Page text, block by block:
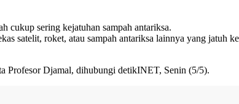
cukup sering kejatuhan sampah antariksa.
satelit, roket, atau sampah antariksa lainnya yang jatuh ke
Profesor Djamal, dihubungi detikINET, Senin (5/5).